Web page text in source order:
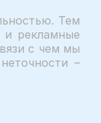
Тем
и рекламные
с чем мы
–